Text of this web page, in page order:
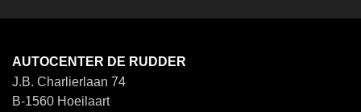
AUTOCENTER DE RUDDER
J.B. Charlierlaan 74
B-1560 Hoeilaart